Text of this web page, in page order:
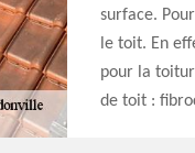
surface.
le toit. En
pour la
de toit :